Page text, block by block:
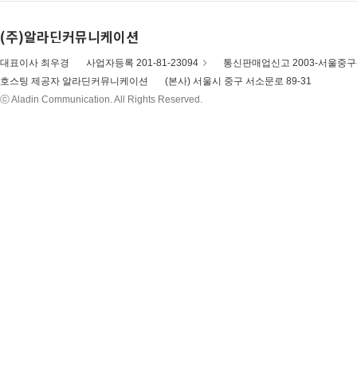
(주)알라딘커뮤니케이션
대표이사 최우경 사업자등록 201-81-23094
통신판매업신고 2003-서울중
호스팅 제공자 알라딘커뮤니케이션
(본사) 서울시 중구 서소문로 89-31
ⓒ Aladin Communication. All Rights Reserved.